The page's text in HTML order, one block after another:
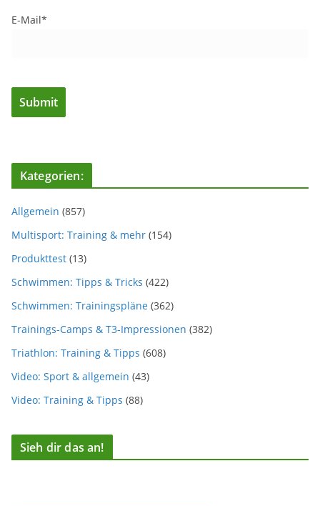
E-Mail*
Kategorien:
Allgemein (857)
Multisport: Training & mehr (154)
Produkttest (13)
Schwimmen: Tipps & Tricks (422)
Schwimmen: Trainingspläne (362)
Trainings-Camps & T3-Impressionen (382)
Triathlon: Training & Tipps (608)
Video: Sport & allgemein (43)
Video: Training & Tipps (88)
Sieh dir das an!